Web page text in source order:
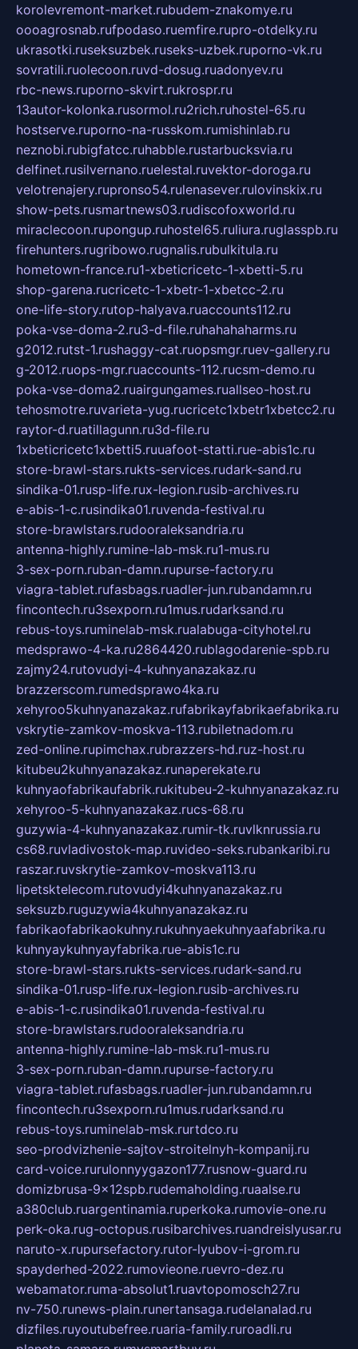
korolevremont-market.rubudem-znakomye.ru
oooagrosnab.rufpodaso.ruemfire.rupro-otdelky.ru
ukrasotki.ruseksuzbek.ruseks-uzbek.ruporno-vk.ru
sovratili.ruolecoon.ruvd-dosug.ruadonyev.ru
rbc-news.ruporno-skvirt.rukrospr.ru
13autor-kolonka.rusormol.ru2rich.ruhostel-65.ru
hostserve.ruporno-na-russkom.rumishinlab.ru
neznobi.rubigfatcc.ruhabble.rustarbucksvia.ru
delfinet.rusilvernano.ruelestal.ruvektor-doroga.ru
velotrenajery.rupronso54.rulenasever.rulovinskix.ru
show-pets.rusmartnews03.rudiscofoxworld.ru
miraclecoon.rupongup.ruhostel65.ruliura.ruglasspb.ru
firehunters.rugribowo.rugnalis.rubulkitula.ru
hometown-france.ru1-xbeticricetc-1-xbetti-5.ru
shop-garena.rucricetc-1-xbetr-1-xbetcc-2.ru
one-life-story.rutop-halyava.ruaccounts112.ru
poka-vse-doma-2.ru3-d-file.ruhahahaharms.ru
g2012.rutst-1.rushaggy-cat.ruopsmgr.ruev-gallery.ru
g-2012.ruops-mgr.ruaccounts-112.rucsm-demo.ru
poka-vse-doma2.ruairgungames.ruallseo-host.ru
tehosmotre.ruvarieta-yug.rucricetc1xbetr1xbetcc2.ru
raytor-d.ruatillagunn.ru3d-file.ru
1xbeticricetc1xbetti5.ruuafoot-statti.rue-abis1c.ru
store-brawl-stars.rukts-services.rudark-sand.ru
sindika-01.rusp-life.rux-legion.rusib-archives.ru
e-abis-1-c.rusindika01.ruvenda-festival.ru
store-brawlstars.rudooraleksandria.ru
antenna-highly.rumine-lab-msk.ru1-mus.ru
3-sex-porn.ruban-damn.rupurse-factory.ru
viagra-tablet.rufasbags.ruadler-jun.rubandamn.ru
fincontech.ru3sexporn.ru1mus.rudarksand.ru
rebus-toys.ruminelab-msk.rualabuga-cityhotel.ru
medsprawo-4-ka.ru2864420.rublagodarenie-spb.ru
zajmy24.rutovudyi-4-kuhnyanazakaz.ru
brazzerscom.rumedsprawo4ka.ru
xehyroo5kuhnyanazakaz.rufabrikayfabrikaefabrika.ru
vskrytie-zamkov-moskva-113.rubiletnadom.ru
zed-online.rupimchax.rubrazzers-hd.ruz-host.ru
kitubeu2kuhnyanazakaz.runaperekate.ru
kuhnyaofabrikaufabrik.rukitubeu-2-kuhnyanazakaz.ru
xehyroo-5-kuhnyanazakaz.rucs-68.ru
guzywia-4-kuhnyanazakaz.rumir-tk.ruvlknrussia.ru
cs68.ruvladivostok-map.ruvideo-seks.rubankaribi.ru
raszar.ruvskrytie-zamkov-moskva113.ru
lipetsktelecom.rutovudyi4kuhnyanazakaz.ru
seksuzb.ruguzywia4kuhnyanazakaz.ru
fabrikaofabrikaokuhny.rukuhnyaekuhnyaafabrika.ru
kuhnyaykuhnyayfabrika.rue-abis1c.ru
store-brawl-stars.rukts-services.rudark-sand.ru
sindika-01.rusp-life.rux-legion.rusib-archives.ru
e-abis-1-c.rusindika01.ruvenda-festival.ru
store-brawlstars.rudooraleksandria.ru
antenna-highly.rumine-lab-msk.ru1-mus.ru
3-sex-porn.ruban-damn.rupurse-factory.ru
viagra-tablet.rufasbags.ruadler-jun.rubandamn.ru
fincontech.ru3sexporn.ru1mus.rudarksand.ru
rebus-toys.ruminelab-msk.rurtdco.ru
seo-prodvizhenie-sajtov-stroitelnyh-kompanij.ru
card-voice.rurulonnyygazon177.rusnow-guard.ru
domizbrusa-9x12spb.rudemaholding.ruaalse.ru
a380club.ruargentinamia.ruperkoka.rumovie-one.ru
perk-oka.rug-octopus.rusibarchives.ruandreislyusar.ru
naruto-x.rupursefactory.rutor-lyubov-i-grom.ru
spayderhed-2022.rumovieone.ruevro-dez.ru
webamator.ruma-absolut1.ruavtopomosch27.ru
nv-750.runews-plain.runertansaga.rudelanalad.ru
dizfiles.ruyoutubefree.ruaria-family.ruroadli.ru